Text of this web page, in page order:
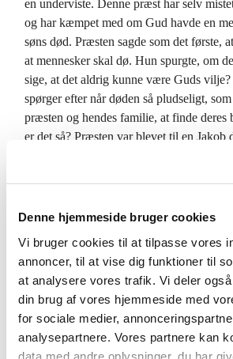
Denne hjemmeside bruger cookies
Vi bruger cookies til at tilpasse vores
annoncer, til at vise dig funktioner til
at analysere vores trafik. Vi deler
din brug af vores hjemmeside med
for sociale medier,
analysepartnere. Vores partnere kan
data med andre oplysninger, du har
en underviste. Denne præst har selv
og har kæmpet med om Gud havde en
søns død. Præsten sagde som det første,
at mennesker skal dø. Hun spurgte, om
sige, at det aldrig kunne være Guds
spørger efter når døden så pludseligt,
præsten og hendes familie, at finde
er det så? Præsten var blevet til en
op i sin kamp. Hun kæmpede med Gud i
sønnen. Ikke den gode Gud, for han kan
få både et slag på hoften der mærkede
håber at Gud har en mening med denne
se den – men det er en trøst at tro, at
det.
Ske din vilje er den bøn vi beder til Gud,
magt over tilværelsen.